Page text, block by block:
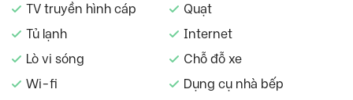
TV truyền hình cáp
Quạt
Tủ lạnh
Internet
Lò vi sóng
Chỗ đỗ xe
Wi-fi
Dụng cụ nhà bếp